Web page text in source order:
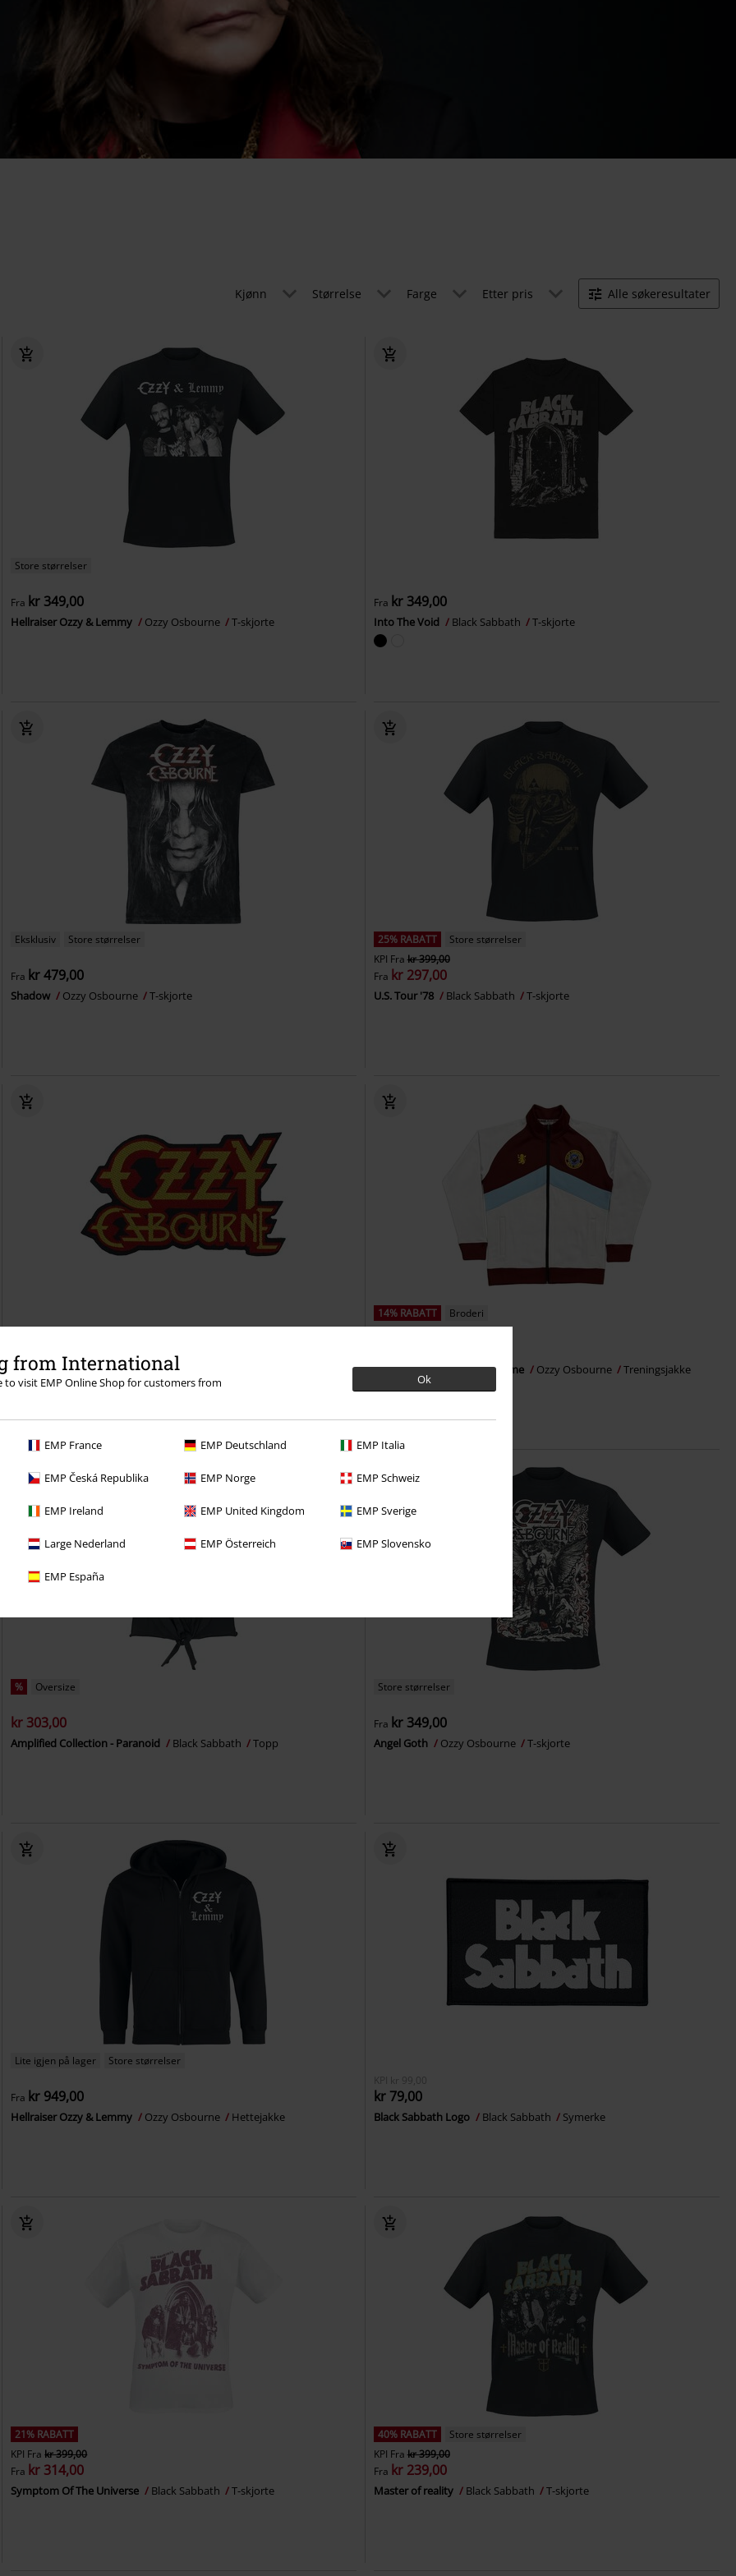
from International
to visit EMP Online Shop for customers from
Ok
EMP France EMP Deutschland EMP Italia
EMP Česká Republika EMP Norge EMP Schweiz
EMP Ireland EMP United Kingdom EMP Sverige
Large Nederland EMP Österreich EMP Slovensko
EMP España
Kjønn Størrelse Farge Etter pris Alle søkeresultater
Store størrelser
Fra kr 349,00
Hellraiser Ozzy & Lemmy Ozzy Osbourne T-skjorte
Fra kr 349,00
Into The Void Black Sabbath T-skjorte
Eksklusiv Store størrelser
Fra kr 479,00
Shadow Ozzy Osbourne T-skjorte
25% RABATT
Store størrelser
KPI Fra kr 399,00
Fra kr 297,00
U.S. Tour '78 Black Sabbath T-skjorte
Logo Cut Out Ozzy Osbourne Symerke
14% RABATT
Broderi
Ozzy X Aston Villa - Back Home Ozzy Osbourne Treningsjakke
% Oversize
kr 303,00
Amplified Collection - Paranoid Black Sabbath Topp
Store størrelser
Fra kr 349,00
Angel Goth Ozzy Osbourne T-skjorte
Lite igjen på lager Store størrelser
Fra kr 949,00
Hellraiser Ozzy & Lemmy Ozzy Osbourne Hettejakke
KPI kr 99,00
kr 79,00
Black Sabbath Logo Black Sabbath Symerke
21% RABATT
KPI Frakr 399,00
Fra kr 314,00
Symptom Of The Universe Black Sabbath T-skjorte
40% RABATT
Store størrelser
KPI Fra kr 399,00
Fra kr 239,00
Master of reality Black Sabbath T-skjorte